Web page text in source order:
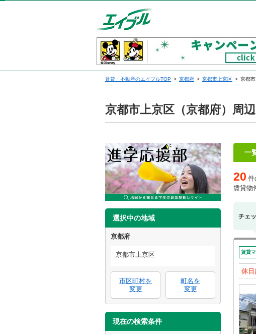
賃貸・不動産のエイブルTOP 京都府 京都市上京区 京都
京都市上京区（京都府）周
選択中の地域
京都府
京都市上京区
市区町村を
変更
町名を
変更
現在の検索条件
一
20 件
賃貸物
チェ
賃貸
休日